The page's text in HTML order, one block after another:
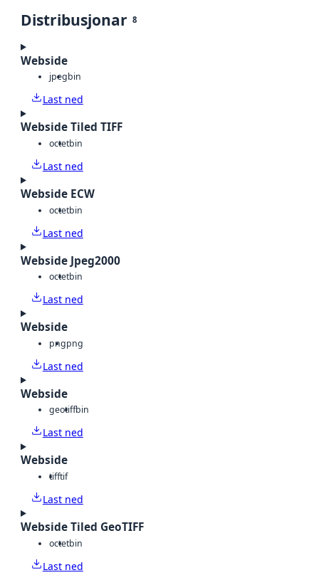
Distribusjonar 8
Webside
jpegbin
Last ned
Webside Tiled TIFF
octetbin
Last ned
Webside ECW
octetbin
Last ned
Webside Jpeg2000
octetbin
Last ned
Webside
pngpng
Last ned
Webside
geotiffbin
Last ned
Webside
tifftif
Last ned
Webside Tiled GeoTIFF
octetbin
Last ned